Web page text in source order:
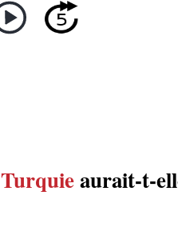
Turquieaurait-t-